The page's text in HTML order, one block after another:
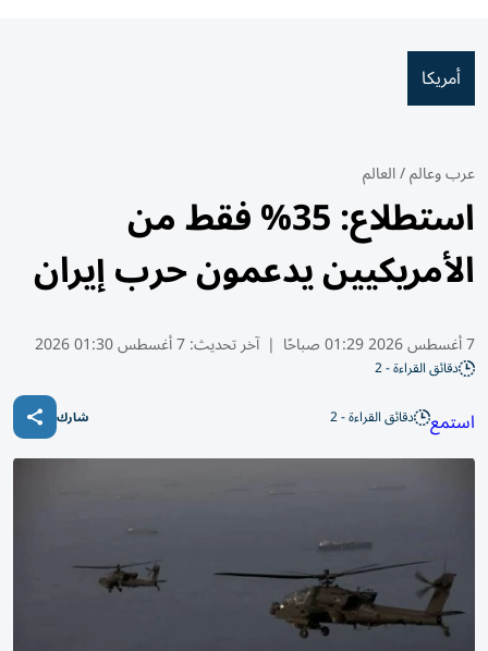
أمريكا
عرب وعالم/العالم
استطلاع: 35% فقط من
الأمريكيين يدعمون حرب إيران
7 أغسطس 2026 01:29 صباحًا | آخر تحديث:7 أغسطس 01:30 2026
دقائق القراءة - 2
استمع دقائق القراءة - 2 شارك